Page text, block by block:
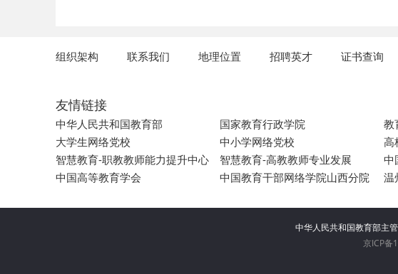
组织架构 联系我们 地理位置 招聘英才 证书查询
友情链接
中华人民共和国教育部 国家教育行政学院 教
大学生网络党校
中小学网络党校 高
智慧教育-职教教师能力提升中心
智慧教育-高教教师专业发展 中
中国高等教育学会
中国教育干部网络学院山西分院 温
中华人民共和国教育部
京ICP备